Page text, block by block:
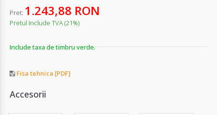
Pret: 1.243,88 RON
Pretul include TVA (21%)
Include taxa de timbru verde.
Fisa tehnica [PDF]
Accesorii